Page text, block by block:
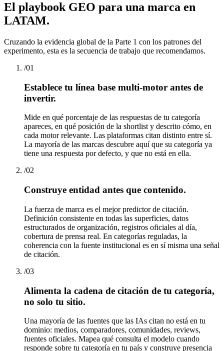
El playbook GEO para una marca en
LATAM.
Cruzando la evidencia global de la Parte 1 con los patrones del
experimento, esta es la secuencia de trabajo que recomendamos.
/01
Establece tu línea base multi-motor antes de
invertir.
Mide en qué porcentaje de las respuestas de tu categoría
apareces, en qué posición de la shortlist y descrito cómo, en
cada motor relevante. Las plataformas citan distinto entre sí.
La mayoría de las marcas descubre aquí que su categoría ya
tiene una respuesta por defecto, y que no está en ella.
/02
Construye entidad antes que contenido.
La fuerza de marca es el mejor predictor de citación.
Definición consistente en todas las superficies, datos
estructurados de organización, registros oficiales al día,
cobertura de prensa real. En categorías reguladas, la
coherencia con la fuente institucional es en sí misma una señal
de citación.
/03
Alimenta la cadena de citación de tu categoría,
no solo tu sitio.
Una mayoría de las fuentes que las IAs citan no está en tu
dominio: medios, comparadores, comunidades, reviews,
fuentes oficiales. Mapea qué consulta el modelo cuando
responde sobre tu categoría en tu país y construye presencia